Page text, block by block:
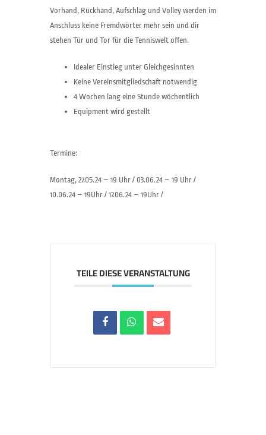
Vorhand, Rückhand, Aufschlag und Volley werden im
Anschluss keine Fremdwörter mehr sein und dir
stehen Tür und Tor für die Tenniswelt offen.
Idealer Einstieg unter Gleichgesinnten
Keine Vereinsmitgliedschaft notwendig
4 Wochen lang eine Stunde wöchentlich
Equipment wird gestellt
Termine:
Montag, 27.05.24 – 19 Uhr / 03.06.24 – 19 Uhr /
10.06.24 – 19Uhr / 17.06.24 – 19Uhr /
TEILE DIESE VERANSTALTUNG